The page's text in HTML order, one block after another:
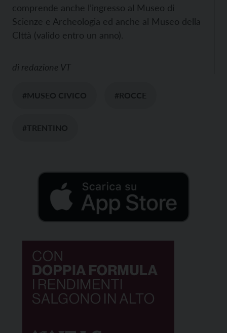
comprende anche l’ingresso al Museo di
Scienze e Archeologia ed anche al Museo della
CIttà (valido entro un anno).
di redazione VT
#MUSEO CIVICO #ROCCE
#TRENTINO